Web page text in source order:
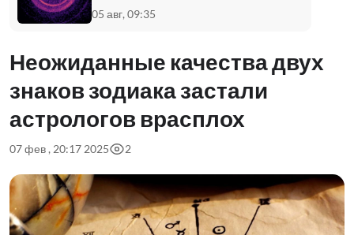
05 авг, 09:35
Неожиданные качества двух
знаков зодиака застали
астрологов врасплох
07 фев , 20:17 2025 2